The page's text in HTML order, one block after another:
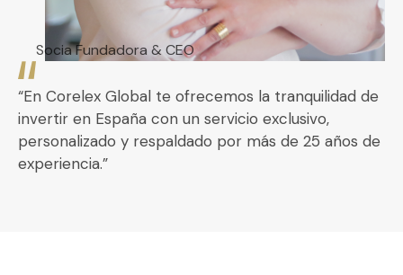
Socia Fundadora & CEO
“En Corelex Global te ofrecemos la tranquilidad de
invertir en España con un servicio exclusivo,
personalizado y respaldado por más de 25 años de
experiencia.”